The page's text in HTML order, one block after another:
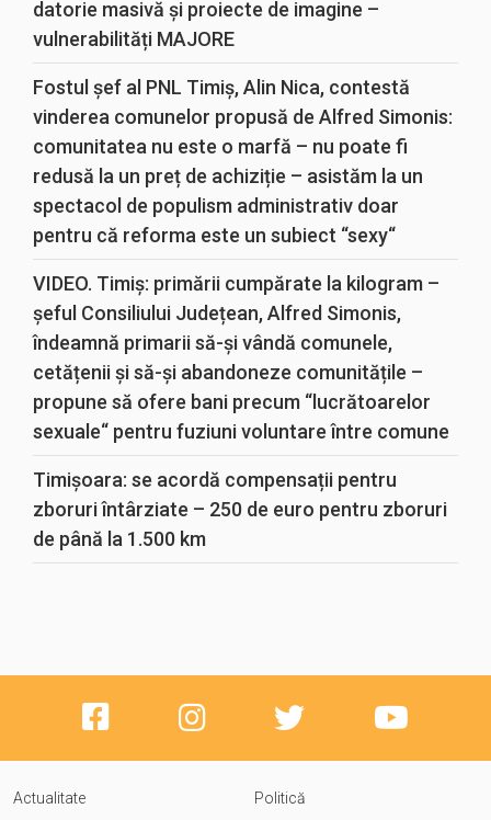
datorie masivă și proiecte de imagine –
vulnerabilități MAJORE
Fostul șef al PNL Timiș, Alin Nica, contestă
vinderea comunelor propusă de Alfred Simonis:
comunitatea nu este o marfă – nu poate fi
redusă la un preț de achiziție – asistăm la un
spectacol de populism administrativ doar
pentru că reforma este un subiect “sexy“
VIDEO. Timiș: primării cumpărate la kilogram –
șeful Consiliului Județean, Alfred Simonis,
îndeamnă primarii să-și vândă comunele,
cetățenii și să-și abandoneze comunitățile –
propune să ofere bani precum “lucrătoarelor
sexuale“ pentru fuziuni voluntare între comune
Timișoara: se acordă compensații pentru
zboruri întârziate – 250 de euro pentru zboruri
de până la 1.500 km
Actualitate Politică